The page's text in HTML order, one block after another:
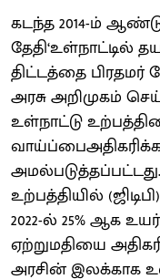
கடந்த 2014-ம்
தேதி‘உள்நாட்டில்
திட்டத்தை
அரசு அறிமுகம்
உள்நாட்டு
உற்பத்தியில்
2022-ல் 25% ஆக
ஏற்றுமதியை
அரசின் இலக்காக